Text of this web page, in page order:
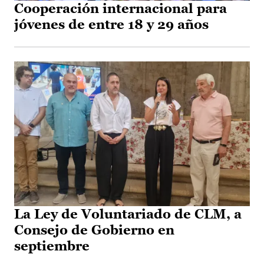
Cooperación internacional para
jóvenes de entre 18 y 29 años
La Ley de Voluntariado de CLM, a
Consejo de Gobierno en
septiembre